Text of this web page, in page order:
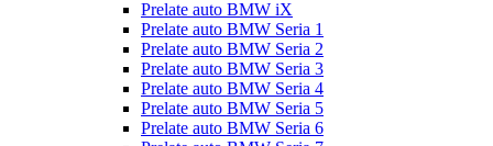
Prelate auto BMW iX
Prelate auto BMW Seria 1
Prelate auto BMW Seria 2
Prelate auto BMW Seria 3
Prelate auto BMW Seria 4
Prelate auto BMW Seria 5
Prelate auto BMW Seria 6